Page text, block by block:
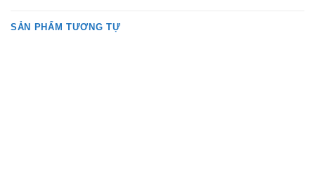
SẢN PHẨM TƯƠNG TỰ